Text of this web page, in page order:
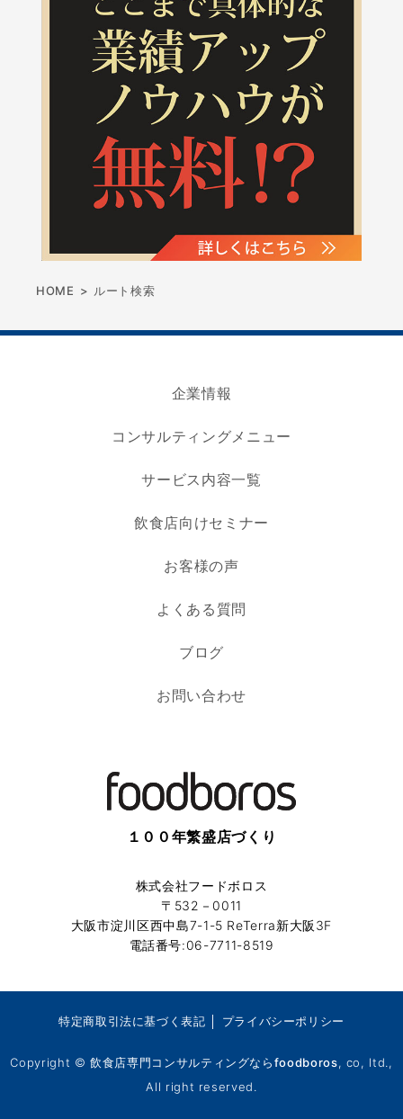
HOME > ルート検索
企業情報
コンサルティングメニュー
サービス内容一覧
飲食店向けセミナー
お客様の声
よくある質問
ブログ
お問い合わせ
１００年繁盛店づくり
株式会社フードボロス
〒532－0011
大阪市淀川区西中島7-1-5 ReTerra新大阪3F
電話番号:06-7711-8519
特定商取引法に基づく表記 プライバシーポリシー
Copyright ©飲食店専門コンサルティングならfoodboros, co, ltd.,
All right reserved.